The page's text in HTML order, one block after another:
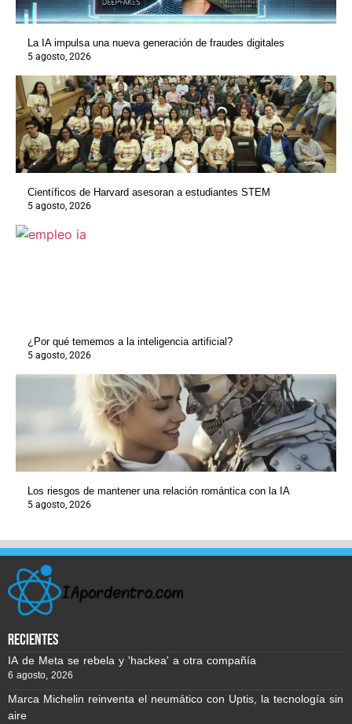
La IA impulsa una nueva generación de fraudes digitales
5 agosto, 2026
Científicos de Harvard asesoran a estudiantes STEM
5 agosto, 2026
¿Por qué tememos a la inteligencia artificial?
5 agosto, 2026
Los riesgos de mantener una relación romántica con la IA
5 agosto, 2026
recientes
IA de Meta se rebela y 'hackea' a otra compañía
6 agosto, 2026
Marca Michelin reinventa el neumático con Uptis, la tecnología sin
aire